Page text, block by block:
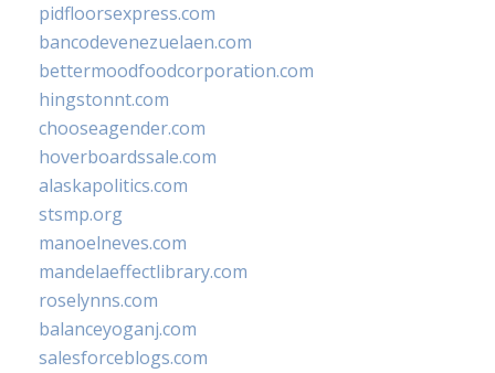
pidfloorsexpress.com
bancodevenezuelaen.com
bettermoodfoodcorporation.com
hingstonnt.com
chooseagender.com
hoverboardssale.com
alaskapolitics.com
stsmp.org
manoelneves.com
mandelaeffectlibrary.com
roselynns.com
balanceyoganj.com
salesforceblogs.com